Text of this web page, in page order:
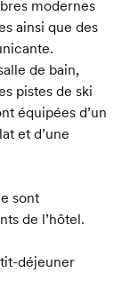
modernes
ainsi que des
de bain,
pistes de ski
équipées d’un
et d’une
sont
de l’hôtel.
déjeuner